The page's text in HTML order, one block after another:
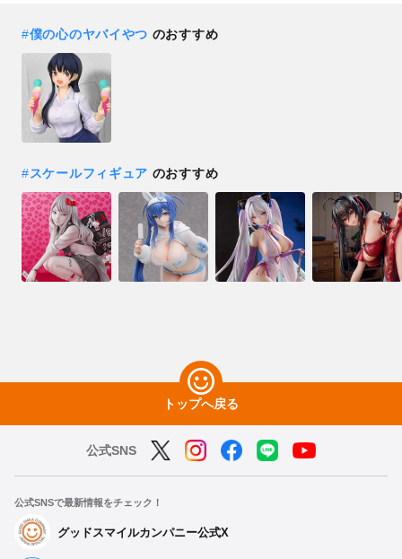
#僕の心のヤバイやつ のおすすめ
#スケールフィギュア のおすすめ
トップへ戻る
公式SNS
公式SNSで最新情報をチェック！
グッドスマイルカンパニー公式X